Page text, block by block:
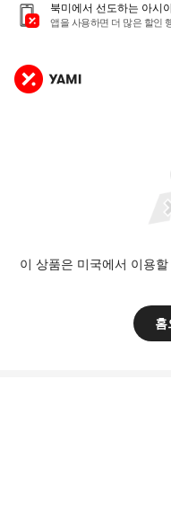
북미에서 선도하는 아시
앱을 사용하면 더 많은 할인
이 상품은 미국에서 이용
홈